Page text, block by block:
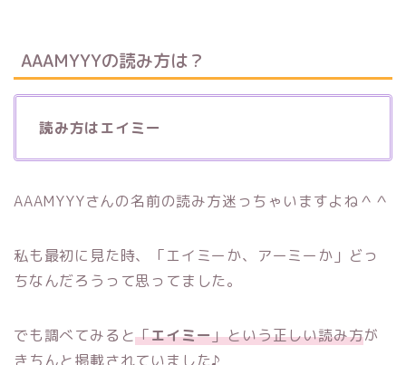
AAAMYYYの読み方は？
読み方はエイミー
AAAMYYYさんの名前の読み方迷っちゃいますよね＾＾
私も最初に見た時、「エイミーか、アーミーか」どっ
ちなんだろうって思ってました。
でも調べてみると「エイミー」という正しい読み方が
きちんと掲載されていました♪